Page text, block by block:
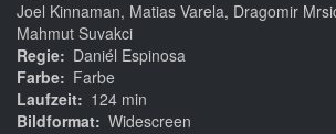
Joel Kinnaman, Matias Varela, Dragomir
Mahmut Suvakci
Regie
Daniél Espinosa
Farbe
Farbe
Laufzeit
124 min
Bildformat Widescreen